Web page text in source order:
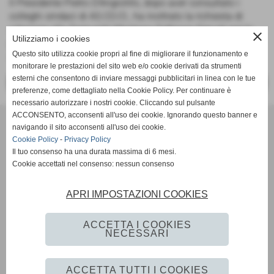
Il Presidente Pietro D'Angiolillo, dopo aver consultato i
adesione alla Comunità Montana Gelbison-Cervati per la
presentazione del progetto al Bando del Dipartimento degli
Affari Regionali e Autonomie sulle Green Communities.
<< PRECEDENTE SUCCESSIVO >>
Realizzato e gestito
Realizzato da Impresa Insieme S.r.l. e passato a l'Istituto di
Ricerca sulla Formazione Intervento (IRIFI)
Social
close
Utilizziamo i cookies
Questo sito utilizza cookie propri al fine di migliorare il funzionamento e
monitorare le prestazioni del sito web e/o cookie derivati da strumenti
esterni che consentono di inviare messaggi pubblicitari in linea con le tue
preferenze, come dettagliato nella Cookie Policy. Per continuare è
necessario autorizzare i nostri cookie. Cliccando sul pulsante
ACCONSENTO, acconsenti all'uso dei cookie. Ignorando questo banner e
navigando il sito acconsenti all'uso dei cookie.
Cookie Policy - Privacy Policy
Il tuo consenso ha una durata massima di 6 mesi.
Cookie accettati nel consenso: nessun consenso
APRI IMPOSTAZIONI COOKIES
ACCETTA I COOKIES
NECESSARI
ACCETTA TUTTI I COOKIES